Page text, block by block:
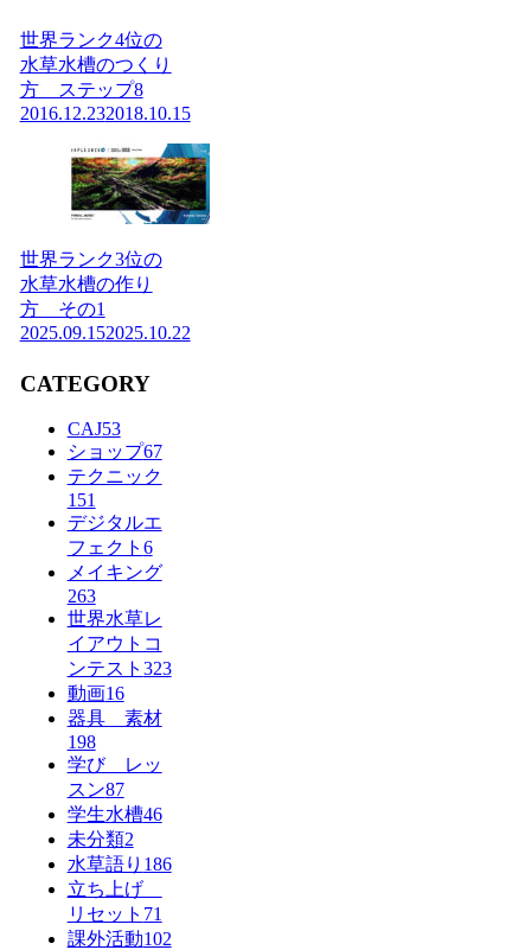
世界ランク4位の
水草水槽のつくり
方 ステップ8
2016.12.232018.10.15
世界ランク3位の
水草水槽の作り
方 その1
2025.09.152025.10.22
CATEGORY
CAJ53
ショップ67
テクニック
151
デジタルエ
フェクト 6
メイキング
263
世界水草レ
イアウトコ
ンテスト 323
動画16
器具 素材
198
学び レッ
スン87
学生水槽46
未分類2
水草語り 186
立ち上げ
リセット 71
課外活動102